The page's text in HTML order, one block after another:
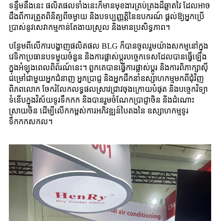
ទន្ទឹមនឹងនេះ ផលិតផលទាំងនេះក៏មានមុខងារគ្រប់គ្រងដ៏ឆ្លាតវៃ ដែលអាច
ដឹងពីការត្រួតពិនិត្យពីចម្ងាយ និងបទប្បញ្ញត្តិនៃឧបករណ៍ ផ្តល់ឱ្យអ្នកប្រើ
ប្រាស់នូវសេវាកម្មកាន់តែងាយស្រួល និងមានប្រសិទ្ធភាព។
បន្ថែមពីលើការបង្ហាញផលិតផល BLG ក៏បានចូលរួមយ៉ាងសកម្មនៅក្នុង
វេទិកាប្រធានបទមួយចំនួន និងការផ្លាស់ប្តូរបច្ចេកទេសដែលបានធ្វើឡើង
ក្នុងអំឡុងពេលពិព័រណ៍នេះ។ ពួកគេបានធ្វើការផ្លាស់ប្តូរ និងការពិភាក្សាស៊ី
ជម្រៅជាមួយអ្នកជំនាញ អ្នកប្រាជ្ញ និងអ្នកដឹកនាំឧស្សាហកម្មមកពីជុំវិញ
ពិភពលោក ចែករំលែកលទ្ធផលស្រាវជ្រាវចុងក្រោយបំផុត និងបច្ចេកវិទ្យា
ទំនើបក្នុងវិស័យទូរទឹកកក និងបានរួមចំណែកប្រាជ្ញាចិន និងដំណោះ
ស្រាយចិន ដើម្បីលើកកម្ពស់ការអភិវឌ្ឍន៍បៃតងនៃ ឧស្សាហកម្មទូរ
ទឹកកកសកល។